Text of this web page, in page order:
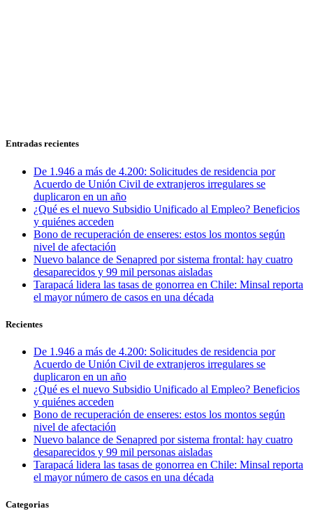
Entradas recientes
De 1.946 a más de 4.200: Solicitudes de residencia por
Acuerdo de Unión Civil de extranjeros irregulares se
duplicaron en un año
¿Qué es el nuevo Subsidio Unificado al Empleo? Beneficios
y quiénes acceden
Bono de recuperación de enseres: estos los montos según
nivel de afectación
Nuevo balance de Senapred por sistema frontal: hay cuatro
desaparecidos y 99 mil personas aisladas
Tarapacá lidera las tasas de gonorrea en Chile: Minsal reporta
el mayor número de casos en una década
Recientes
De 1.946 a más de 4.200: Solicitudes de residencia por
Acuerdo de Unión Civil de extranjeros irregulares se
duplicaron en un año
¿Qué es el nuevo Subsidio Unificado al Empleo? Beneficios
y quiénes acceden
Bono de recuperación de enseres: estos los montos según
nivel de afectación
Nuevo balance de Senapred por sistema frontal: hay cuatro
desaparecidos y 99 mil personas aisladas
Tarapacá lidera las tasas de gonorrea en Chile: Minsal reporta
el mayor número de casos en una década
Categorias